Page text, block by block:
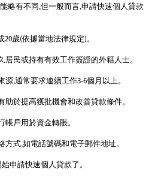
略有不同,但一般而言,申請快速個人貸款
歲(依據當地法律規定)。
民或持有有效工作簽證的外籍人士。
,通常要求連續工作3-6個月以上。
於提高獲批機會和改善貸款條件。
戶用於資金轉賬。
式,如電話號碼和電子郵件地址。
申請快速個人貸款了。